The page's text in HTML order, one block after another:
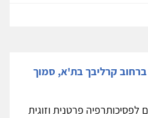
קרליבך בת'א, סמוך
פרטנית וזוגית